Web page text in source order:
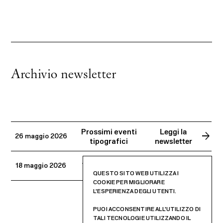
Archivio newsletter
26 maggio 2026
Prossimi eventi
tipografici
Leggi la
newsletter
arrow_forward
18 maggio 2026
Aggiornamenti
primaverili
newsletter
QUESTO SITO WEB UTILIZZA I
COOKIE PER MIGLIORARE
L'ESPERIENZA DEGLI UTENTI.
PUOI ACCONSENTIRE ALL'UTILIZZO DI
TALI TECNOLOGIE UTILIZZANDO IL